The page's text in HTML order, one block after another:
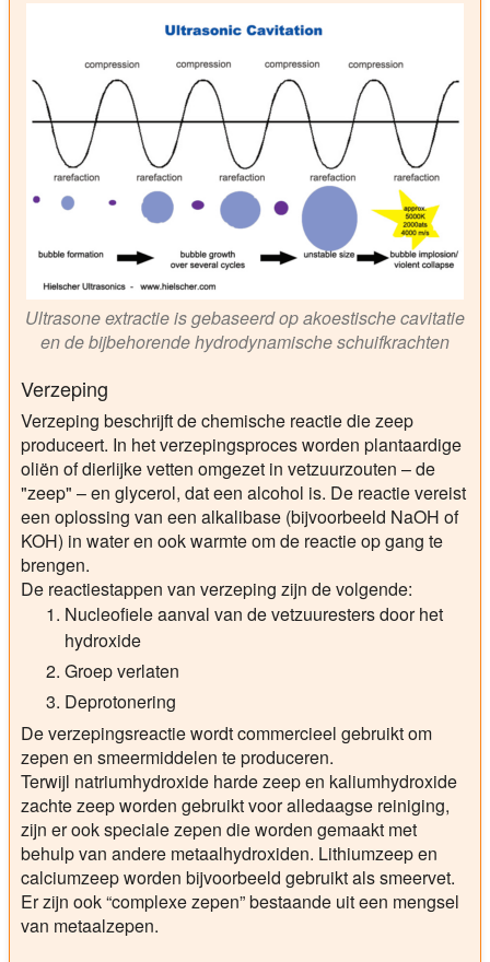
Ultrasone extractie is gebaseerd op akoestische cavitatie
en de bijbehorende hydrodynamische schuifkrachten
Verzeping
Verzeping beschrijft de chemische reactie die zeep
produceert. In het verzepingsproces worden plantaardige
oliën of dierlijke vetten omgezet in vetzuurzouten – de
"zeep" – en glycerol, dat een alcohol is. De reactie vereist
een oplossing van een alkalibase (bijvoorbeeld NaOH of
KOH) in water en ook warmte om de reactie op gang te
brengen.
De reactiestappen van verzeping zijn de volgende:
Nucleofiele aanval van de vetzuuresters door het
hydroxide
Groep verlaten
Deprotonering
De verzepingsreactie wordt commercieel gebruikt om
zepen en smeermiddelen te produceren.
Terwijl natriumhydroxide harde zeep en kaliumhydroxide
zachte zeep worden gebruikt voor alledaagse reiniging,
zijn er ook speciale zepen die worden gemaakt met
behulp van andere metaalhydroxiden. Lithiumzeep en
calciumzeep worden bijvoorbeeld gebruikt als smeervet.
Er zijn ook “complexe zepen” bestaande uit een mengsel
van metaalzepen.